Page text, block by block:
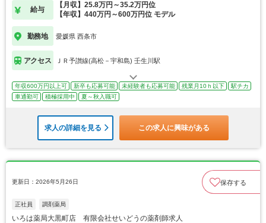
給与
【月収】25.8万円～35.2万円位
【年収】440万円～600万円位 モデル
勤務地 愛媛県 西条市
アクセス ＪＲ予讃線(高松－宇和島) 壬生川駅
年収600万円以上可 新卒も応募可能 未経験者も応募可能 残業月10ｈ以下
駅チカ
車通勤可
積極採用中 夏～秋入職可
求人の詳細を見る この求人に興味がある
更新日：2026年5月26日 保存する
正社員 調剤薬局
いろは薬局大黒町店 有限会社せいどうの薬剤師求人